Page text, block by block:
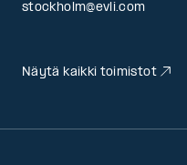
stockholm@evli.com
Näytä kaikki toimistot